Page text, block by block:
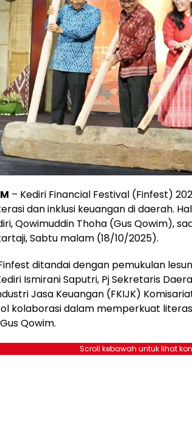
– Kediri Financial Festival (Finfest)
dan inklusi keuangan di daerah.
Qowimuddin Thoha (Gus Qowim),
Sabtu malam (18/10/2025).
ditandai dengan pemukulan
Ismirani Saputri, Pj Sekretaris
Jasa Keuangan (FKIJK)
kolaborasi dalam memperkuat
Qowim.
Scroll kebawah untuk lihat